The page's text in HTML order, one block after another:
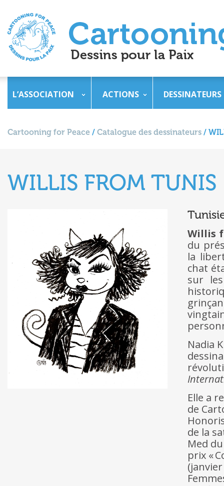
L’ASSOCIATION ACTIONS DESSINATEURS
Cartooning for Peace / Catalogue des dessinateurs /
WILLIS FROM TUNIS
Willis
du
la
chat
sur
Nadia
Elle a
de
de la
Med
prix «